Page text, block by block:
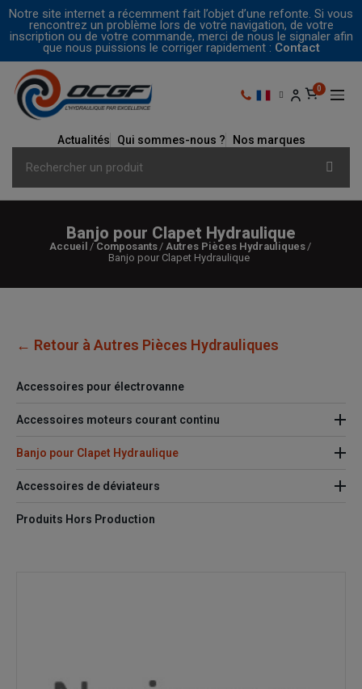
Notre site internet a récemment fait l’objet d’une refonte. Si vous
rencontrez un problème lors de votre navigation, de votre
inscription ou de votre commande, merci de nous le signaler afin
que nous puissions le corriger rapidement : Contact
Actualités Qui sommes-nous ? Nos marques
Banjo pour Clapet Hydraulique
Accueil Composants
Autres Pièces Hydrauliques
Banjo pour Clapet Hydraulique
← Retour à Autres Pièces Hydrauliques
Accessoires pour électrovanne
Accessoires moteurs courant continu
Banjo pour Clapet Hydraulique
Accessoires de déviateurs
Produits Hors Production